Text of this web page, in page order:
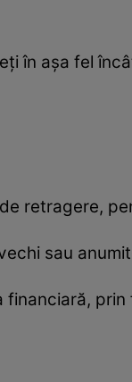
în așa fel
retragere,
sau
financiară,